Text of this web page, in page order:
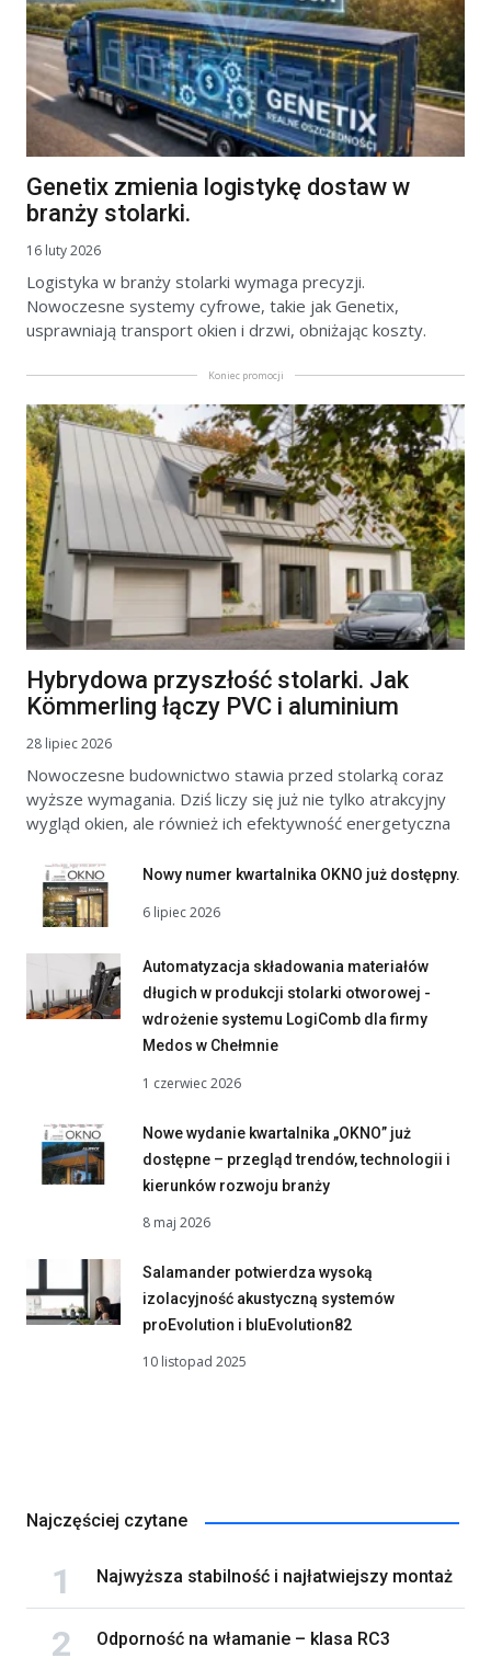
Genetix zmienia logistykę dostaw w
branży stolarki.
16 luty 2026
Logistyka w branży stolarki wymaga precyzji.
Nowoczesne systemy cyfrowe, takie jak Genetix,
usprawniają transport okien i drzwi, obniżając koszty.
Koniec promocji
Hybrydowa przyszłość stolarki. Jak
Kömmerling łączy PVC i aluminium
28 lipiec 2026
Nowoczesne budownictwo stawia przed stolarką coraz
wyższe wymagania. Dziś liczy się już nie tylko atrakcyjny
wygląd okien, ale również ich efektywność energetyczna
Nowy numer kwartalnika OKNO już dostępny.
6 lipiec 2026
Automatyzacja składowania materiałów
długich w produkcji stolarki otworowej -
wdrożenie systemu LogiComb dla firmy
Medos w Chełmnie
1 czerwiec 2026
Nowe wydanie kwartalnika „OKNO” już
dostępne – przegląd trendów, technologii i
kierunków rozwoju branży
8 maj 2026
Salamander potwierdza wysoką
izolacyjność akustyczną systemów
proEvolution i bluEvolution82
10 listopad 2025
Najczęściej czytane
Najwyższa stabilność i najłatwiejszy montaż
Odporność na włamanie – klasa RC3